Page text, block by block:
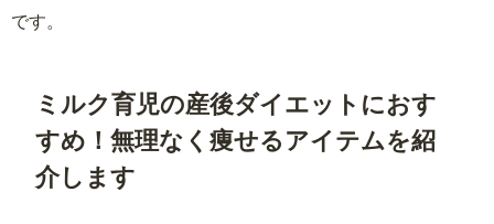
です。
ミルク育児の産後ダイエットにおす
すめ！無理なく痩せるアイテムを紹
介します